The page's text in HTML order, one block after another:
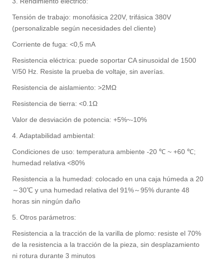
Tensión de trabajo: monofásica 220V, trifásica 380V
(personalizable según necesidades del cliente)
Corriente de fuga: <0,5 mA
Resistencia eléctrica: puede soportar CA sinusoidal de 1500
V/50 Hz. Resiste la prueba de voltaje, sin averías.
Resistencia de aislamiento: >2MΩ
Resistencia de tierra: <0.1Ω
Valor de desviación de potencia: +5%~-10%
4. Adaptabilidad ambiental:
Condiciones de uso: temperatura ambiente -20 ℃ ~ +60 ℃;
humedad relativa <80%
Resistencia a la humedad: colocado en una caja húmeda a 20
～30℃ y una humedad relativa del 91%～95% durante 48
horas sin ningún daño
5. Otros parámetros:
Resistencia a la tracción de la varilla de plomo: resiste el 70%
de la resistencia a la tracción de la pieza, sin desplazamiento
ni rotura durante 3 minutos